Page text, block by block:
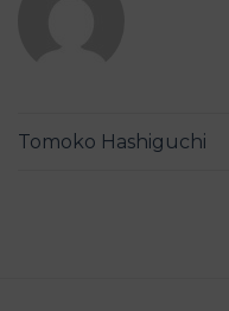
Tomoko Hashiguchi